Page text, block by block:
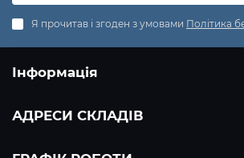
Я прочитав і згоден з умовами Політика
Інформація
АДРЕСИ СКЛАДІВ